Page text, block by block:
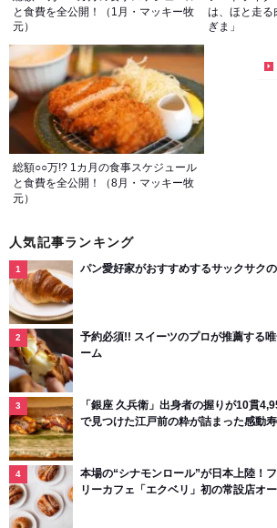
と食費を全公開！（1月・マッキー牧
元）
は、ほと走る
ぎま」
総額○○万!? 1カ月の食事スケジュール
と食費を全公開！（8月・マッキー牧
元）
人気記事ランキング
パン愛好家がおすすめするサックサク
予約必須!! スイーツのプロが推薦する
ーム
「銀座 久兵衛」出身者の握りが10貫
で見つけた江戸前の粋が詰まった感動
本場の“シナモンロール”が日本上陸！
リーカフェ「エクベリ」初の常設店オ